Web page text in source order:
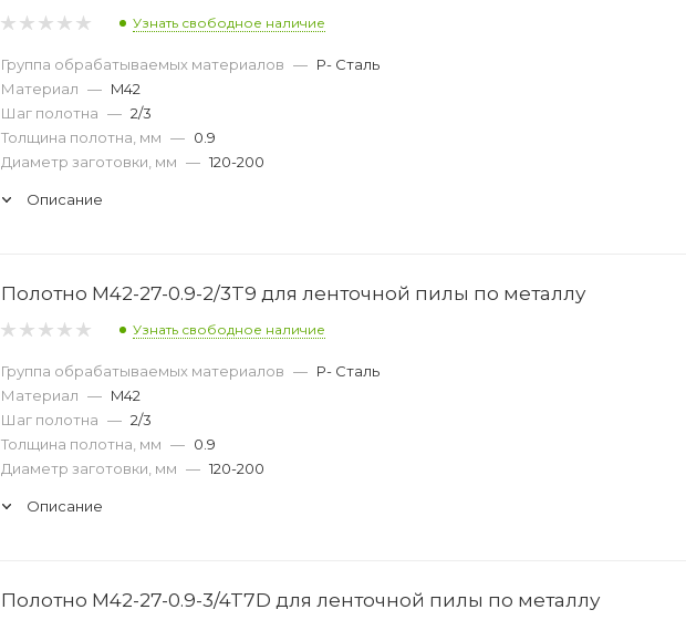
Узнать свободное наличие
Группа обрабатываемых материалов — P- Сталь
Материал — M42
Шаг полотна — 2/3
Толщина полотна, мм — 0.9
Диаметр заготовки, мм — 120-200
Описание
Полотно M42-27-0.9-2/3T9 для ленточной пилы по металлу
Узнать свободное наличие
Группа обрабатываемых материалов — P- Сталь
Материал — M42
Шаг полотна — 2/3
Толщина полотна, мм — 0.9
Диаметр заготовки, мм — 120-200
Описание
Полотно M42-27-0.9-3/4T7D для ленточной пилы по металлу